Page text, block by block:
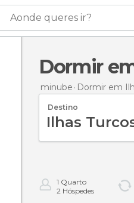
Aonde queres ir?
Dormir
minube Dormir em
Destino
1 Quarto
2 Hóspedes